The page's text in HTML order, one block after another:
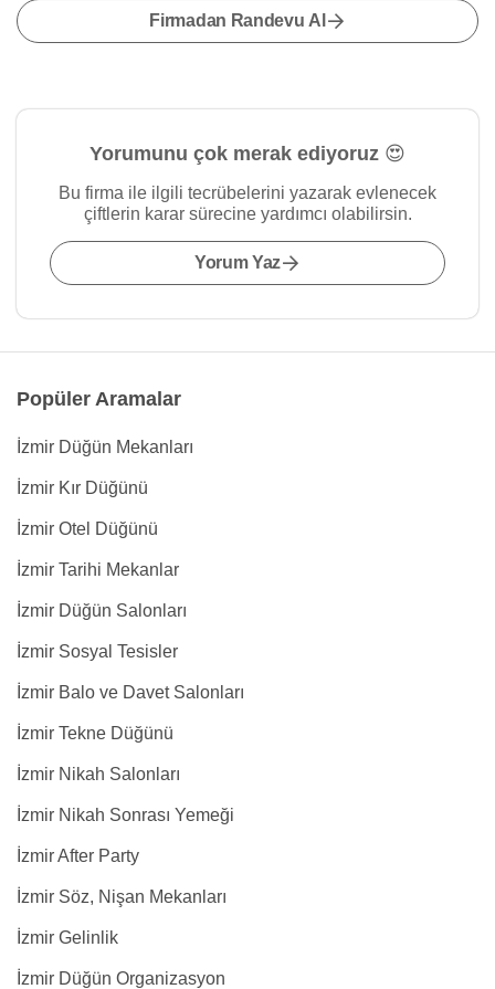
Firmadan Randevu Al
Yorumunu çok merak ediyoruz 😍
Bu firma ile ilgili tecrübelerini yazarak evlenecek
çiftlerin karar sürecine yardımcı olabilirsin.
Yorum Yaz
Popüler Aramalar
İzmir Düğün Mekanları
İzmir Kır Düğünü
İzmir Otel Düğünü
İzmir Tarihi Mekanlar
İzmir Düğün Salonları
İzmir Sosyal Tesisler
İzmir Balo ve Davet Salonları
İzmir Tekne Düğünü
İzmir Nikah Salonları
İzmir Nikah Sonrası Yemeği
İzmir After Party
İzmir Söz, Nişan Mekanları
İzmir Gelinlik
İzmir Düğün Organizasyon